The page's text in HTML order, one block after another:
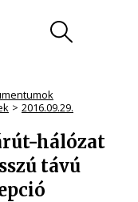
2016.09.29.
hálózat
távú